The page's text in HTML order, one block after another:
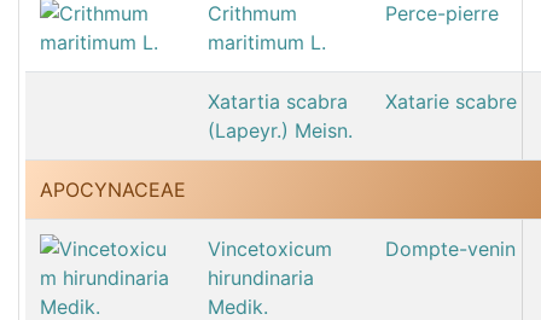
Crithmum
maritimum L.
Perce-pierre
Xatartia scabra
(Lapeyr.) Meisn.
Xatarie scabre
APOCYNACEAE
Vincetoxicum
hirundinaria
Medik.
Dompte-venin